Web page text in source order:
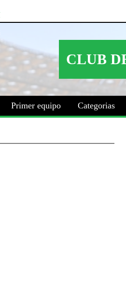
Primer equipo Categorias